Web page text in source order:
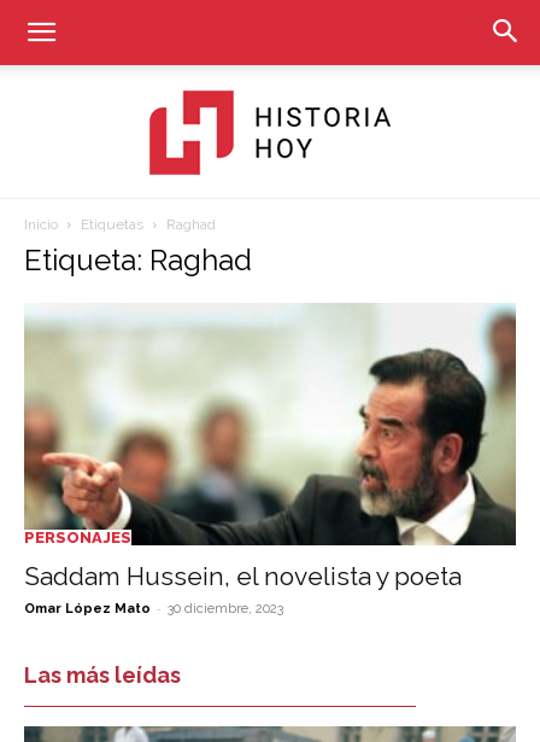
Inicio Etiquetas Raghad
Etiqueta: Raghad
PERSONAJES
Saddam Hussein, el novelista y poeta
Omar López Mato - 30 diciembre, 2023
Las más leídas